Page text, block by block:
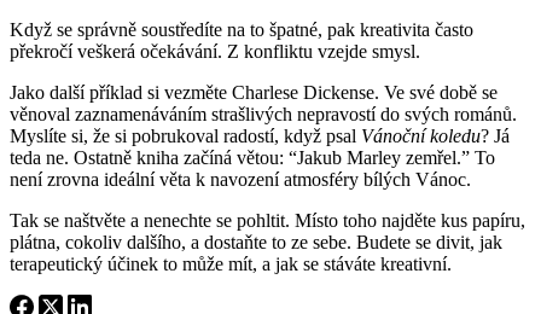
Když se správně soustředíte na to špatné, pak kreativita často
překročí veškerá očekávání. Z konfliktu vzejde smysl.
Jako další příklad si vezměte Charlese Dickense. Ve své době se
věnoval zaznamenáváním strašlivých nepravostí do svých románů.
Myslíte si, že si pobrukoval radostí, když psal Vánoční koledu? Já
teda ne. Ostatně kniha začíná větou: “Jakub Marley zemřel.” To
není zrovna ideální věta k navození atmosféry bílých Vánoc.
Tak se naštvěte a nenechte se pohltit. Místo toho najděte kus papíru,
plátna, cokoliv dalšího, a dostaňte to ze sebe. Budete se divit, jak
terapeutický účinek to může mít, a jak se stáváte kreativní.